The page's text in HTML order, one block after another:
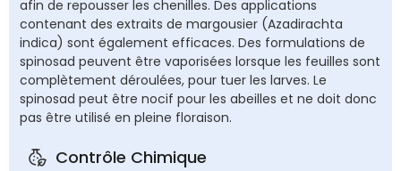
afin de repousser les chenilles. Des applications
contenant des extraits de margousier (Azadirachta
indica) sont également efficaces. Des formulations de
spinosad peuvent être vaporisées lorsque les feuilles sont
complètement déroulées, pour tuer les larves. Le
spinosad peut être nocif pour les abeilles et ne doit donc
pas être utilisé en pleine floraison.
Contrôle Chimique